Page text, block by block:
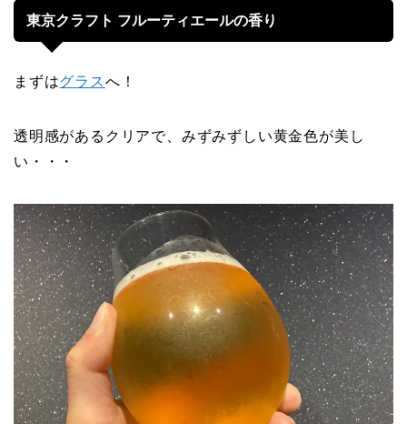
東京クラフト フルーティエールの香り
まずはグラスへ！
透明感があるクリアで、みずみずしい黄金色が美し
い・・・